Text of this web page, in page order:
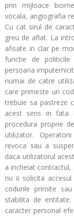
prin mijloace
vocala, angiografia
Cu cat sirul de
greu de aflat. La
afisate in clar pe
functie de
persoana
numai de catre
care primeste un
trebuie sa pastreze
acest sens in fata
procedura proprie
utilizator.
revoca sau a
daca utilizatorul
a incheiat
nu ii solicita
codurile primite
stabilita de
caracter personal